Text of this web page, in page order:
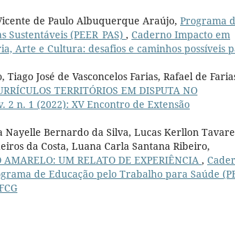
de Paulo Albuquerque Araújo, Programa
(PEER_PAS) , Caderno Impacto em
Arte e Cultura: desafios e caminhos possíveis
José de Vasconcelos Farias, Rafael de
TERRITÓRIOS EM DISPUTA NO
2 n. 1 (2022): XV Encontro de Extensão
Nayelle Bernardo da Silva, Lucas Kerllon
da Costa, Luana Carla Santana Ribeiro,
UM RELATO DE EXPERIÊNCIA ,
de Educação pelo Trabalho para Saúde